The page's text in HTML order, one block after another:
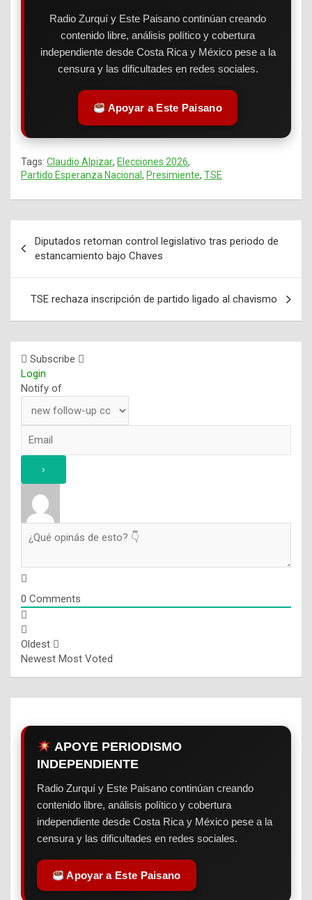
Radio Zurquí y Este Paisano continúan creando
contenido libre, análisis político y cobertura
independiente desde Costa Rica y México pese a la
censura y las dificultades en redes sociales.
Apoyar a Este Paisano
Tags: Claudio Alpizar, Elecciones 2026,
Partido Esperanza Nacional , Presimiente, TSE
Navegación
de
entradas
Diputados retoman control legislativo tras periodo de
estancamiento bajo Chaves
TSE rechaza inscripción de partido ligado al chavismo
Subscribe
Login
Notify of
0 Comments
Oldest
Newest Most Voted
APOYE PERIODISMO
INDEPENDIENTE
Radio Zurquí y Este Paisano continúan creando
contenido libre, análisis político y cobertura
independiente desde Costa Rica y México pese a la
censura y las dificultades en redes sociales.
Apoyar a Este Paisano